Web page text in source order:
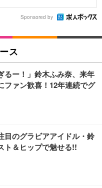
Sponsored by
ス
るー！」鈴木ふみ奈、来年
ファン歓喜！12年連続でグ
目のグラビアアイドル・鈴
ト＆ヒップで魅せる!!